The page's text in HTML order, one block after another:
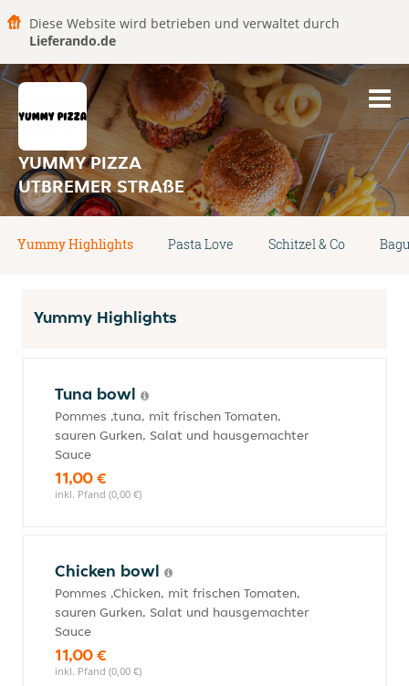
Diese Website wird betrieben und verwaltet durch
Lieferando.de
YUMMY PIZZA
UTBREMER STRAßE
Yummy Highlights Pasta Love Schitzel & Co
Yummy Highlights
Tuna bowl
Pommes ,tuna, mit frischen Tomaten,
sauren Gurken, Salat und hausgemachter
Sauce
11,00 €
inkl. Pfand (0,00 €)
Chicken bowl
Pommes ,Chicken, mit frischen Tomaten,
sauren Gurken, Salat und hausgemachter
Sauce
11,00 €
inkl. Pfand (0,00 €)